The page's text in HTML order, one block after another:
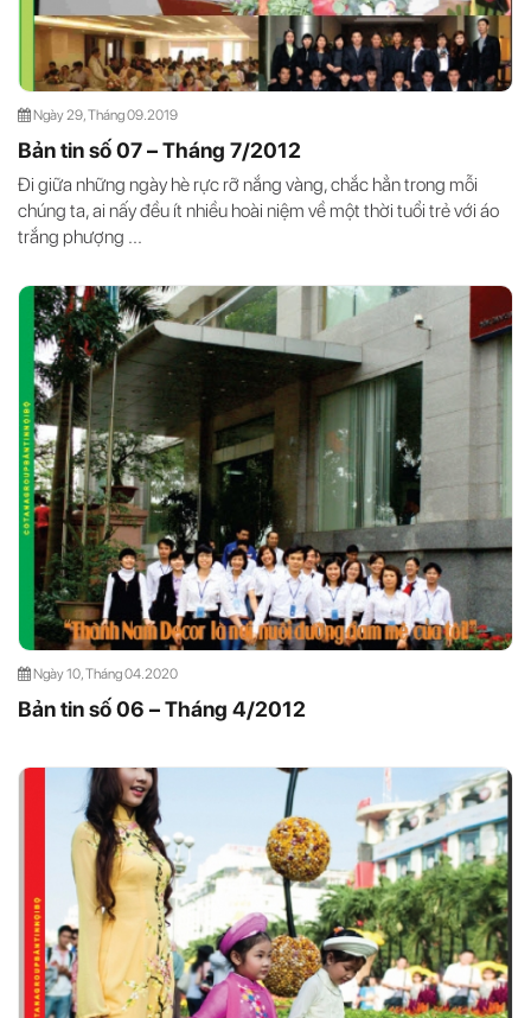
Ngày 29, Tháng 09.2019
Bản tin số 07 – Tháng 7/2012
Đi giữa những ngày hè rực rỡ nắng vàng, chắc hẳn trong mỗi
chúng ta, ai nấy đều ít nhiều hoài niệm về một thời tuổi trẻ với áo
trắng phượng ...
Ngày 10, Tháng 04.2020
Bản tin số 06 – Tháng 4/2012